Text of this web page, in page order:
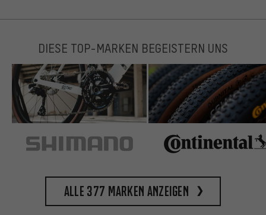
DIESE TOP-MARKEN BEGEISTERN UNS
Alle 377 Marken anzeigen